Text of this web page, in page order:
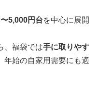
5,000円台を中心に展開
、福袋では手に取りやす
年始の自家用需要にも適